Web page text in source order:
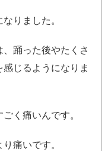
りました。
踊った後やたくさ
じるようになりま
く痛いんです。
痛いです。